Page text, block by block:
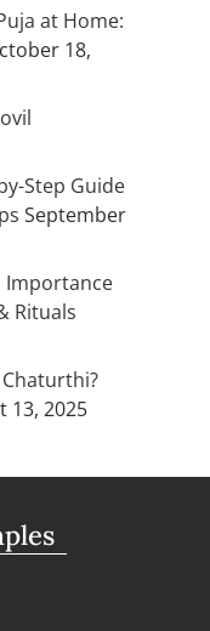
at Home:
18,
Step Guide
September
Importance
Rituals
13, 2025